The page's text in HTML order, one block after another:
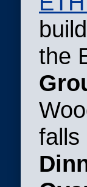
the
falls